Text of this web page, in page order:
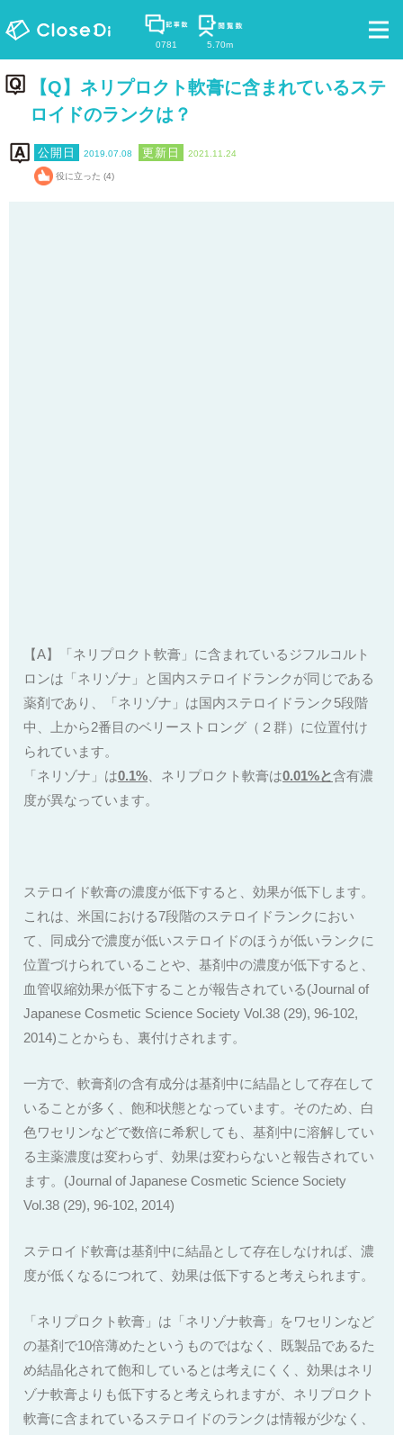
0781 5.70m
【Q】ネリプロクト軟膏に含まれているステ
ロイドのランクは？
2019.07.08 2021.11.24
役に立った (4)
【A】「ネリプロクト軟膏」に含まれているジフルコルト
ロンは「ネリゾナ」と国内ステロイドランクが同じである
薬剤であり、「ネリゾナ」は国内ステロイドランク5段階
中、上から2番目のベリーストロング（２群）に位置付け
られています。
「ネリゾナ」は0.1% 、ネリプロクト軟膏は0.01%と含有濃
度が異なっています。
ステロイド軟膏の濃度が低下すると、効果が低下します。
これは、米国における7段階のステロイドランクにおい
て、同成分で濃度が低いステロイドのほうが低いランクに
位置づけられていることや、基剤中の濃度が低下すると、
血管収縮効果が低下することが報告されている(Journal of
Japanese Cosmetic Science Society Vol.38 (29), 96-102,
2014)ことからも、裏付けされます。
一方で、軟膏剤の含有成分は基剤中に結晶として存在して
いることが多く、飽和状態となっています。そのため、白
色ワセリンなどで数倍に希釈しても、基剤中に溶解してい
る主薬濃度は変わらず、効果は変わらないと報告されてい
ます。(Journal of Japanese Cosmetic Science Society
Vol.38 (29), 96-102, 2014)
ステロイド軟膏は基剤中に結晶として存在しなければ、濃
度が低くなるにつれて、効果は低下すると考えられます。
「ネリプロクト軟膏」は「ネリゾナ軟膏」をワセリンなど
の基剤で10倍薄めたというものではなく、既製品であるた
め結晶化されて飽和しているとは考えにくく、効果はネリ
ゾナ軟膏よりも低下すると考えられますが、ネリプロクト
軟膏に含まれているステロイドのランクは情報が少なく、